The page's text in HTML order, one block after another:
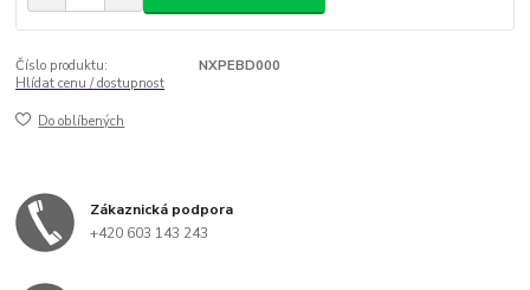
Číslo produktu:
NXPEBD000
Hlídat cenu / dostupnost
Do oblíbených
Zákaznická podpora
+420 603 143 243